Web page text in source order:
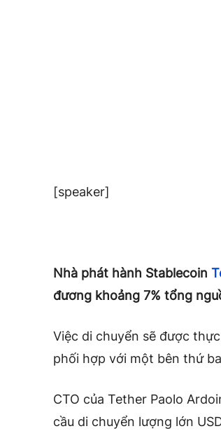
[speaker]
Nhà phát hành Stablecoin
đương khoảng 7% tổng
Việc di chuyển sẽ được
phối hợp với một bên thứ
CTO của Tether Paolo
cầu di chuyển lượng lớn